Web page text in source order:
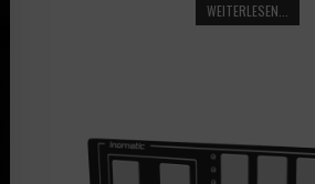
WEITERLESEN...